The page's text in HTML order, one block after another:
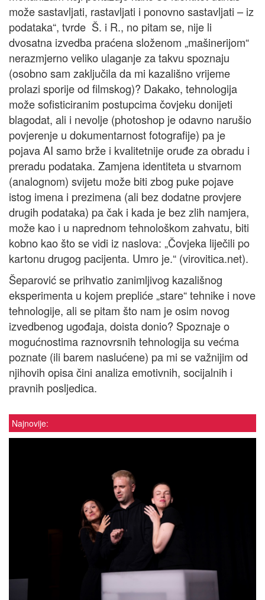
može sastavljati, rastavljati i ponovno sastavljati – iz
podataka“, tvrde Š. i R., no pitam se, nije li
dvosatna izvedba praćena složenom „mašinerijom“
nerazmjerno veliko ulaganje za takvu spoznaju
(osobno sam zaključila da mi kazališno vrijeme
prolazi sporije od filmskog)? Dakako, tehnologija
može sofisticiranim postupcima čovjeku donijeti
blagodat, ali i nevolje (photoshop je odavno narušio
povjerenje u dokumentarnost fotografije) pa je
pojava AI samo brže i kvalitetnije oruđe za obradu i
preradu podataka. Zamjena identiteta u stvarnom
(analognom) svijetu može biti zbog puke pojave
istog imena i prezimena (ali bez dodatne provjere
drugih podataka) pa čak i kada je bez zlih namjera,
može kao i u naprednom tehnološkom zahvatu, biti
kobno kao što se vidi iz naslova: „Čovjeka liječili po
kartonu drugog pacijenta. Umro je.“ (virovitica.net).
Šeparović se prihvatio zanimljivog kazališnog
eksperimenta u kojem prepliće „stare“ tehnike i nove
tehnologije, ali se pitam što nam je osim novog
izvedbenog ugođaja, doista donio? Spoznaje o
mogućnostima raznovrsnih tehnologija su većma
poznate (ili barem naslućene) pa mi se važnijim od
njihovih opisa čini analiza emotivnih, socijalnih i
pravnih posljedica.
Najnovije: